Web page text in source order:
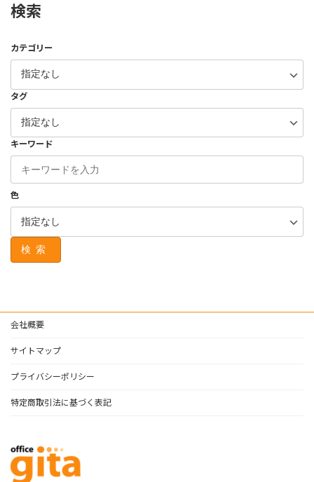
検索
カテゴリー
タグ
キーワード
色
検索
会社概要
サイトマップ
プライバシーポリシー
特定商取引法に基づく表記